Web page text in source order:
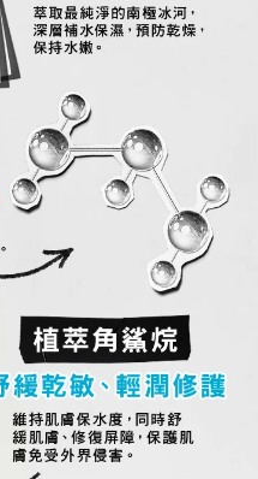
萃取最純淨的南極冰河，
深層補水保濕，預防乾燥，
保持水嫩。
植萃角鯊烷
緩乾敏、輕潤修護​​
激肌膚神經醯胺生成，
持肌膚保水度，同時舒緩肌膚、修復屏
，保護肌膚免受外界侵害。